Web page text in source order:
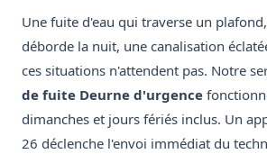
Une fuite d'eau qui traverse un
déborde la nuit, une canalisation
ces situations n'attendent pas. Notre
de fuite Deurne d'urgence
dimanches et jours fériés inclus. Un
26 déclenche l'envoi immédiat du